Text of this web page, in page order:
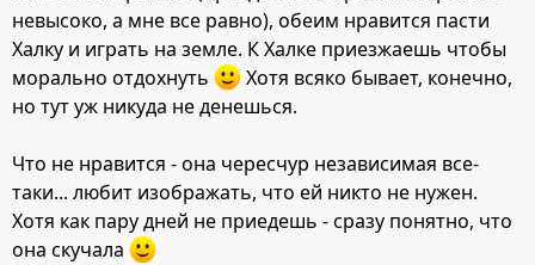
невысоко, а мне все равно), обеим нравится пасти
Халку и играть на земле. К Халке приезжаешь чтобы
морально отдохнуть
Хотя всяко бывает, конечно,
но тут уж никуда не денешься.
Что не нравится - она чересчур независимая все-
таки... любит изображать, что ей никто не нужен.
Хотя как пару дней не приедешь - сразу понятно, что
она скучала